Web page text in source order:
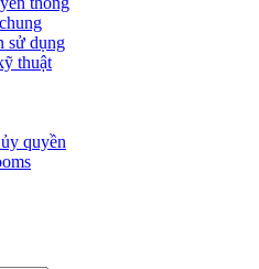
sử dụng
thuật
quyền